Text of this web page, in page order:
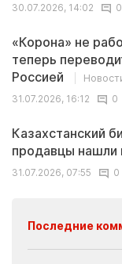
30.07.2026, 14:02
0
«Корона» не
теперь
Россией
31.07.2026, 16:12
0
Казахстанский
продавцы нашли
31.07.2026, 07:55
0
Последние